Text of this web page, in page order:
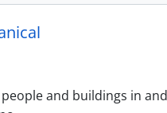
and buildings in